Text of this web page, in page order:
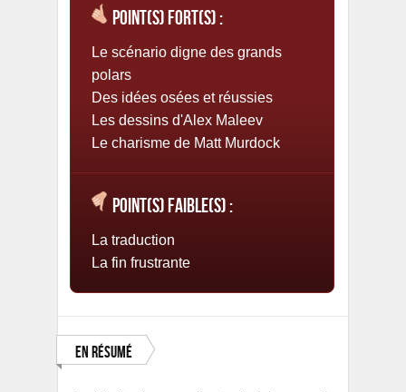
Point(s) fort(s) :
Le scénario digne des grands
polars
Des idées osées et réussies
Les dessins d'Alex Maleev
Le charisme de Matt Murdock
Point(s) faible(s) :
La traduction
La fin frustrante
En résumé